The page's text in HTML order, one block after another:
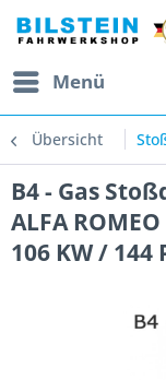
Menü
Übersicht
B4 - Gas
ALFA
106 KW / 144